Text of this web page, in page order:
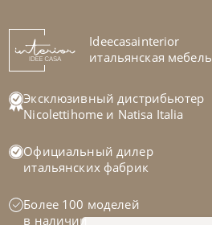
На заказ 45-90 дн
Ideecasainterior
итальянская мебель
Эксклюзивный дистрибьютер
Nicolettihome и Natisa Italia
Официальный дилер
итальянских фабрик
Более 100 моделей
в наличии